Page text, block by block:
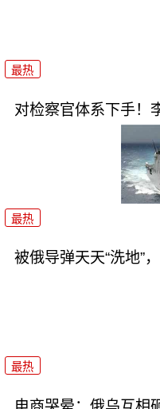
最热
对检察官体系下手！
最热
被俄导弹天天“洗地”
最热